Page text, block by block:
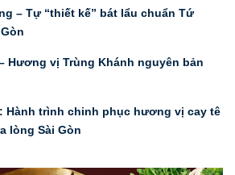
– Tự “thiết kế” bát lẩu chuẩn Tứ
Hương vị Trùng Khánh nguyên bản
Hành trình chinh phục hương vị cay tê
lòng Sài Gòn